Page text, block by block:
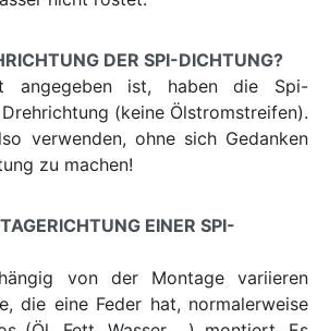
DER SPI-DICHTUNG?
angegeben ist, haben die Spi-
(keine Ölstromstreifen).
verwenden, ohne sich Gedanken
zu machen!
EINER SPI-
von der Montage variieren
die eine Feder hat, normalerweise